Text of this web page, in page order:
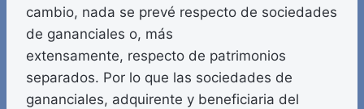
cambio, nada se prevé respecto de sociedades
de gananciales o, más
extensamente, respecto de patrimonios
separados. Por lo que las sociedades de
gananciales, adquirente y beneficiaria del